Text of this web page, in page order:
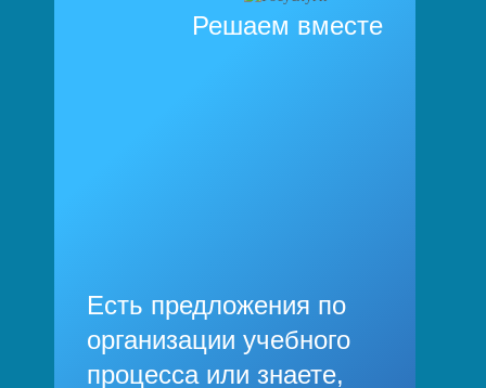
Решаем вместе
Есть предложения по
организации учебного
процесса или знаете,